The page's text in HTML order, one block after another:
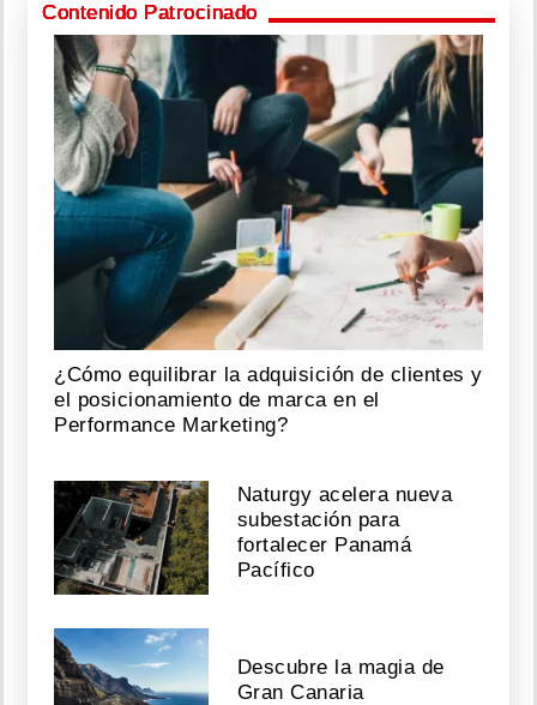
Contenido Patrocinado
¿Cómo equilibrar la adquisición de clientes y
el posicionamiento de marca en el
Performance Marketing?
Naturgy acelera nueva
subestación para
fortalecer Panamá
Pacífico
Descubre la magia de
Gran Canaria